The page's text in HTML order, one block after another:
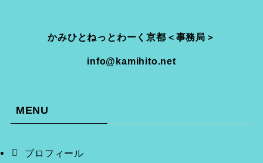
かみひとねっとわーく京都＜事務局＞
info@kamihito.net
MENU
プロフィール